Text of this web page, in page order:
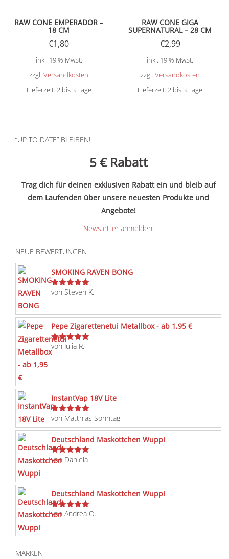
RAW CONE EMPERADOR –
18 CM
€1,80
inkl. 19 % MwSt.
zzgl.Versandkosten
Lieferzeit: 2 bis 3 Tage
RAW CONE GIGA
SUPERNATURAL – 28 CM
€2,99
inkl. 19 % MwSt.
zzgl. Versandkosten
Lieferzeit:2 bis 3 Tage
“UP TO DATE” BLEIBEN!
5 € Rabatt
Trag dich für deinen exklusiven Rabatt ein und bleib auf
dem Laufenden über unsere neuesten Produkte und
Angebote!
Newsletter anmelden!
NEUE BEWERTUNGEN
SMOKING RAVEN BONG
Bewertet
von Steven K.
Pepe Zigarettenetui Metallbox - ab 1,95 €
Bewertet
mit
von Julia R.
InstantVap 18V Lite
Bewertet
von Matthias Sonntag
Deutschland Maskottchen Wuppi
Bewertet
von Daniela
Deutschland Maskottchen Wuppi
Bewertet
von Andrea O.
MARKEN